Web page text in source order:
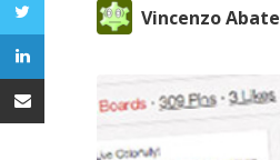
Vincenzo Abate
LinkedIn
Condividi via email